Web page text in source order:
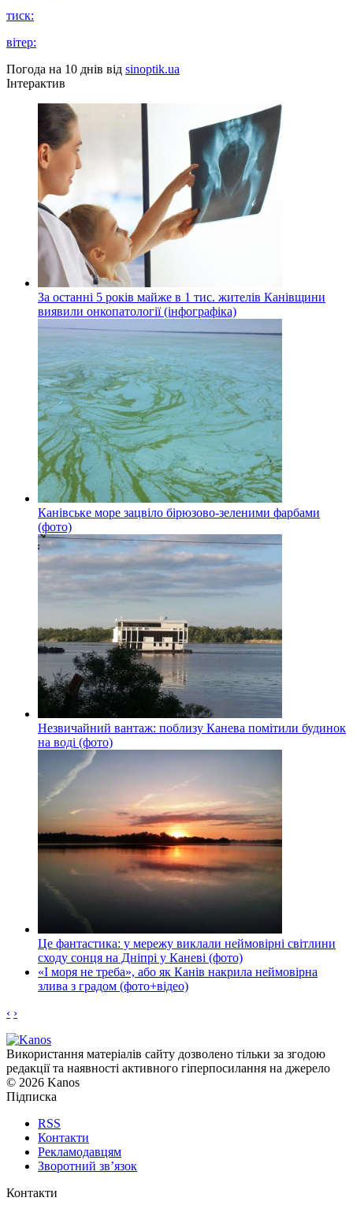
тиск:
вітер:
Погода на 10 днів від sinoptik.ua
Інтерактив
За останні 5 років майже в 1 тис. жителів Канівщини
виявили онкопатології (інфографіка)
Канівське море зацвіло бірюзово-зеленими фарбами
(фото)
Незвичайний вантаж: поблизу Канева помітили будинок
на воді (фото)
Це фантастика: у мережу виклали неймовірні світлини
сходу сонця на Дніпрі у Каневі (фото)
«І моря не треба», або як Канів накрила неймовірна
злива з градом (фото+відео)
‹ ›
Використання матеріалів сайту дозволено тільки за згодою
редакції та наявності активного гіперпосилання на джерело
© 2026 Kanos
Підписка
RSS
Контакти
Рекламодавцям
Зворотний зв’язок
Контакти